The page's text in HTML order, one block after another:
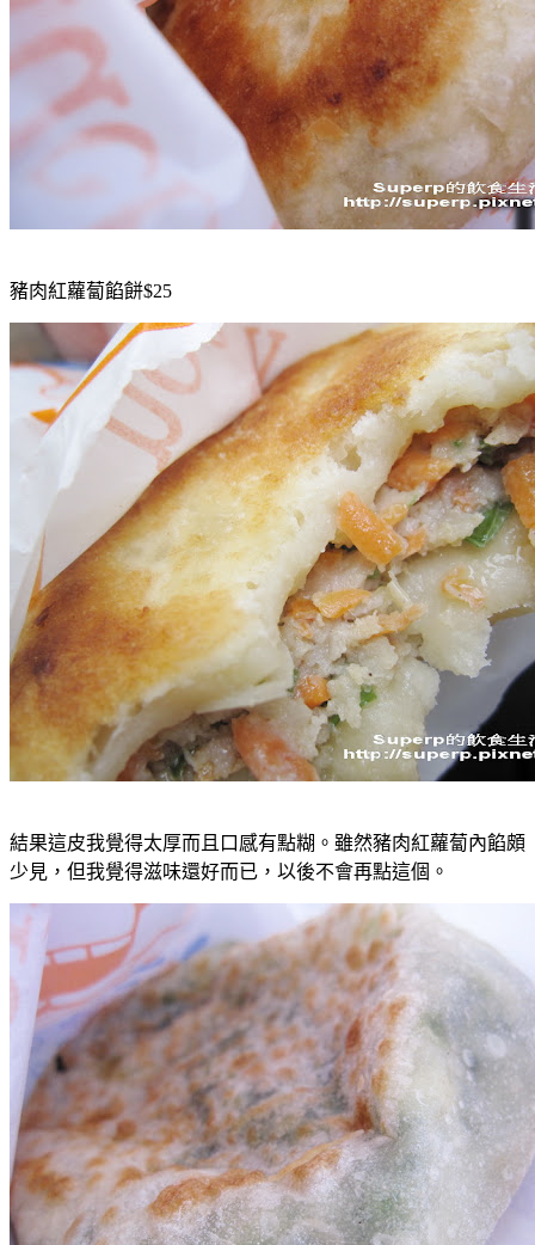
豬肉紅蘿蔔餡餅$25
結果這皮我覺得太厚而且口感有點糊。雖然豬肉紅蘿蔔內餡頗
少見，但我覺得滋味還好而已，以後不會再點這個。